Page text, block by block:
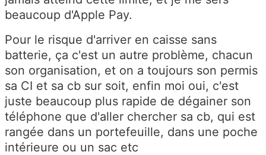
beaucoup d'Apple Pay.
Pour le risque d'arriver en caisse sans
batterie, ça c'est un autre problème, chacun
son organisation, et on a toujours son permis
sa CI et sa cb sur soit, enfin moi oui, c'est
juste beaucoup plus rapide de dégainer son
téléphone que d'aller chercher sa cb, qui est
rangée dans un portefeuille, dans une poche
intérieure ou un sac etc